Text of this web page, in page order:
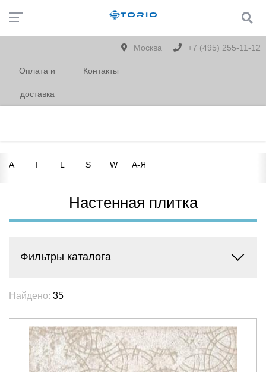
Москва +7 (495) 255-11-12
Оплата и
доставка
Контакты
A I L S W А-Я
Настенная плитка
Найдено: 35
Фильтры каталога